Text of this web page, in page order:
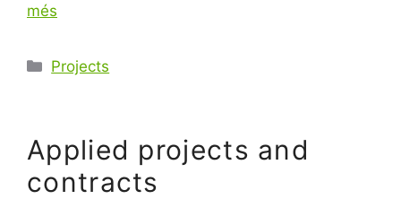
més
Categories
Projects
Applied projects and
contracts